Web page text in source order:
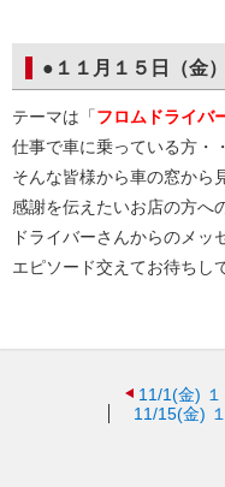
●１１月１５日（金
テーマは「フロムドライバ
仕事で車に乗っている方・
そんな皆様から車の窓から
感謝を伝えたいお店の方へ
ドライバーさんからのメ
エピソード交えてお待ちし
11/1(金)
11/15(金)